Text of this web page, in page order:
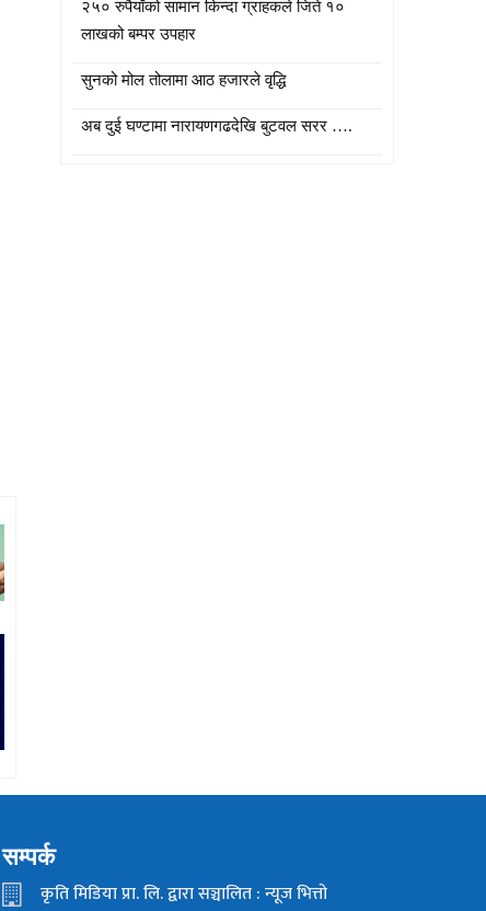
२५० रुपैयाँको सामान किन्दा ग्राहकले जिते १०
लाखको बम्पर उपहार
सुनको मोल तोलामा आठ हजारले वृद्धि
अब दुई घण्टामा नारायणगढदेखि बुटवल सरर ….
सम्पर्क
कृति मिडिया प्रा. लि. द्वारा सञ्चालित : न्यूज भित्तो